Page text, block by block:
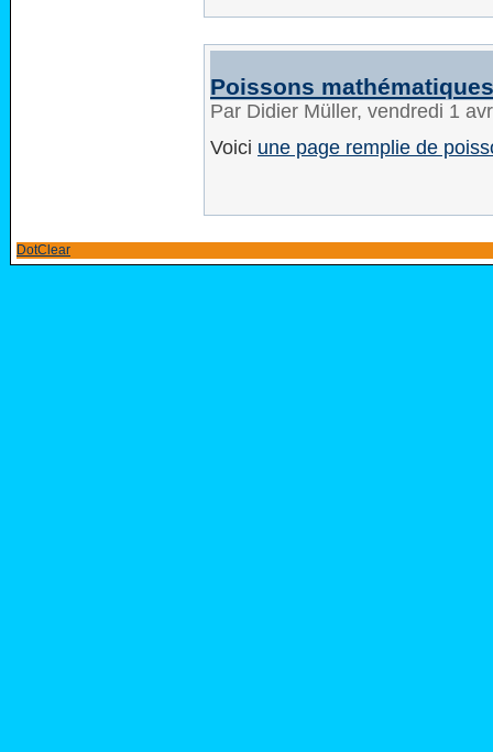
Poissons mathématiques
Par Didier Müller, vendredi 1
Voici une page remplie de
DotClear